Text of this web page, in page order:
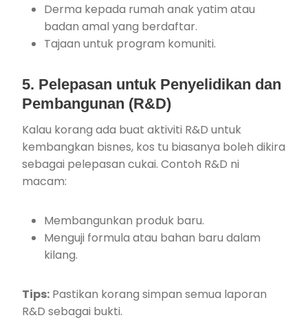
Derma kepada rumah anak yatim atau
badan amal yang berdaftar.
Tajaan untuk program komuniti.
5. Pelepasan untuk Penyelidikan dan
Pembangunan (R&D)
Kalau korang ada buat aktiviti R&D untuk
kembangkan bisnes, kos tu biasanya boleh dikira
sebagai pelepasan cukai. Contoh R&D ni
macam:
Membangunkan produk baru.
Menguji formula atau bahan baru dalam
kilang.
Tips: Pastikan korang simpan semua laporan
R&D sebagai bukti.